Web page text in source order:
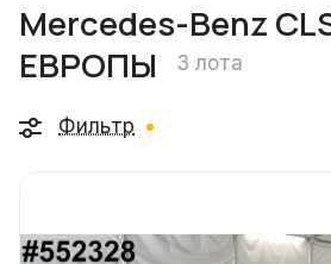
Mercedes-Benz
ЕВРОПЫ
3 лота
Фильтр